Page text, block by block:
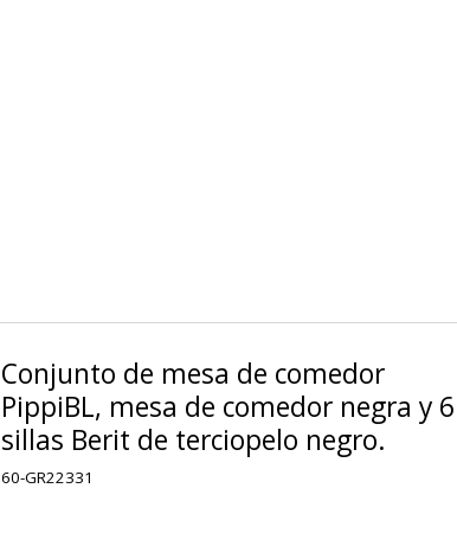
Conjunto de mesa de comedor
PippiBL, mesa de comedor negra y 6
sillas Berit de terciopelo negro.
60-GR22331